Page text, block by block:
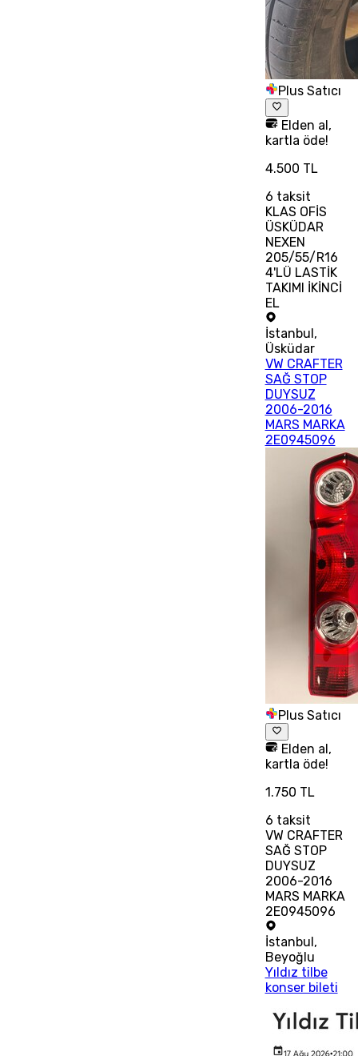
Plus Satıcı
Elden al,
kartla öde!
4.500 TL
6 taksit
KLAS OFİS
ÜSKÜDAR
NEXEN
205/55/R16
4'LÜ LASTİK
TAKIMI İKİNCİ
EL
İstanbul,
Üsküdar
VW CRAFTER
SAĞ STOP
DUYSUZ
2006-2016
MARS MARKA
2E0945096
Plus Satıcı
Elden al,
kartla öde!
1.750 TL
6 taksit
VW CRAFTER
SAĞ STOP
DUYSUZ
2006-2016
MARS MARKA
2E0945096
İstanbul,
Beyoğlu
Yıldız tilbe
konser bileti